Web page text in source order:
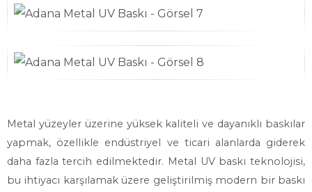
Metal yüzeyler üzerine yüksek kaliteli ve dayanıklı baskılar
yapmak, özellikle endüstriyel ve ticari alanlarda giderek
daha fazla tercih edilmektedir. Metal UV baskı teknolojisi,
bu ihtiyacı karşılamak üzere geliştirilmiş modern bir baskı